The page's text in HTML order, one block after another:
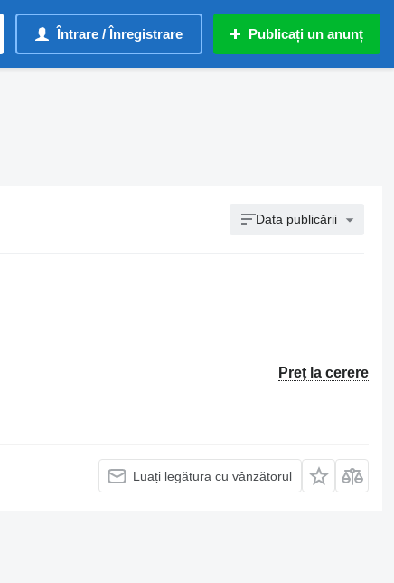
Întrare / Înregistrare Publicați un anunț
Data publicării
Preț la cerere
Luați legătura cu vânzătorul